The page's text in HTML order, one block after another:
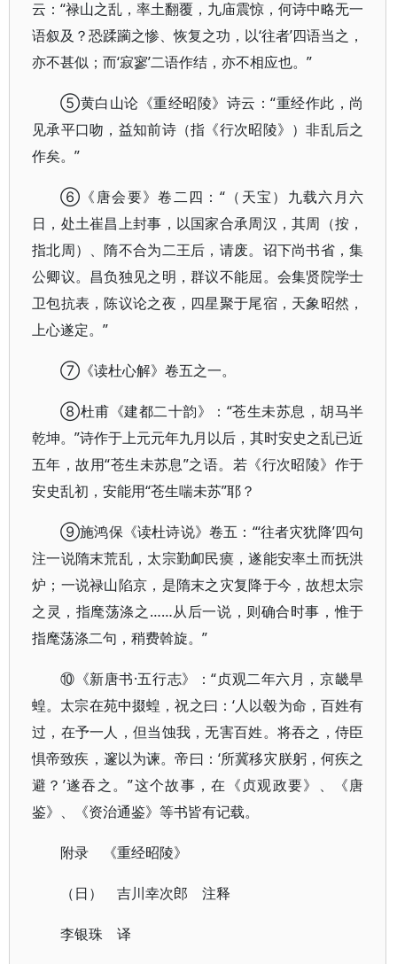
云：“禄山之乱，率土翻覆，九庙震惊，何诗中略无一
语叙及？恐蹂躏之惨、恢复之功，以‘往者’四语当之，
亦不甚似；而‘寂寥’二语作结，亦不相应也。”
⑤黄白山论《重经昭陵》诗云：“重经作此，尚
见承平口吻，益知前诗（指《行次昭陵》）非乱后之
作矣。”
⑥《唐会要》卷二四：“（天宝）九载六月六
日，处土崔昌上封事，以国家合承周汉，其周（按，
指北周）、隋不合为二王后，请废。诏下尚书省，集
公卿议。昌负独见之明，群议不能屈。会集贤院学士
卫包抗表，陈议论之夜，四星聚于尾宿，天象昭然，
上心遂定。”
⑦《读杜心解》卷五之一。
⑧杜甫《建都二十韵》：“苍生未苏息，胡马半
乾坤。”诗作于上元元年九月以后，其时安史之乱已近
五年，故用“苍生未苏息”之语。若《行次昭陵》作于
安史乱初，安能用“苍生喘未苏”耶？
⑨施鸿保《读杜诗说》卷五：“‘往者灾犹降’四句
注一说隋末荒乱，太宗勤卹民瘼，遂能安率土而抚洪
炉；一说禄山陷京，是隋末之灾复降于今，故想太宗
之灵，指麾荡涤之……从后一说，则确合时事，惟于
指麾荡涤二句，稍费斡旋。”
⑩《新唐书·五行志》：“贞观二年六月，京畿旱
蝗。太宗在苑中掇蝗，祝之曰：‘人以毂为命，百姓有
过，在予一人，但当蚀我，无害百姓。将吞之，侍臣
惧帝致疾，邃以为谏。帝曰：‘所冀移灾朕躬，何疾之
避？’遂吞之。”这个故事，在《贞观政要》、《唐
鉴》、《资治通鉴》等书皆有记载。
附录 《重经昭陵》
（日） 吉川幸次郎 注释
李银珠 译